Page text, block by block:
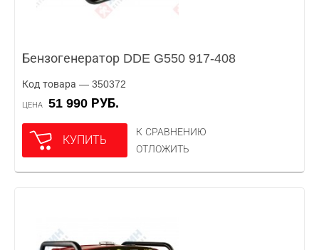
Бензогенератор DDE G550 917-408
Код товара — 350372
ЦЕНА 51 990 РУБ.
КУПИТЬ
К СРАВНЕНИЮ
ОТЛОЖИТЬ